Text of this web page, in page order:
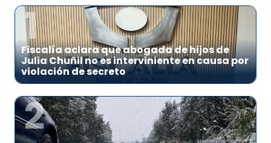
1
Fiscalía aclara que abogada de hijos de
Julia Chuñil no es interviniente en causa por
violación de secreto
2